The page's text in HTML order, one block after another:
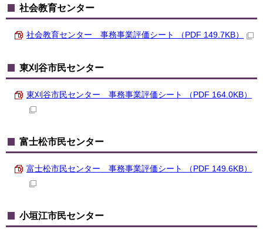
社会教育センター
社会教育センター 事務事業評価シート （PDF 149.7KB）
東刈谷市民センター
東刈谷市民センター 事務事業評価シート （PDF 164.0KB）
富士松市民センター
富士松市民センター 事務事業評価シート （PDF 149.6KB）
小垣江市民センター